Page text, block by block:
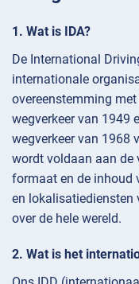
Wat is IDA?
De International
internationale
overeenstemming
wegverkeer van 1949
wegverkeer van 1968
wordt voldaan aan de
formaat en de inhoud
en lokalisatiediensten
over de hele wereld.
Wat is het